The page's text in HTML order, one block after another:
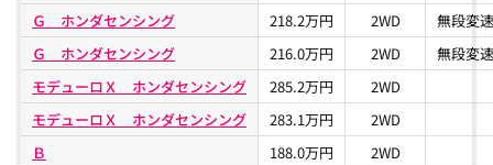
Ｇ ホンダセンシング
218.2万円 2WD
無段変
Ｇ ホンダセンシング
216.0万円 2WD
無段変
モデューロＸ ホンダセンシング
285.2万円
2WD
モデューロＸ ホンダセンシング
283.1万円
2WD
Ｂ
188.0万円
2WD